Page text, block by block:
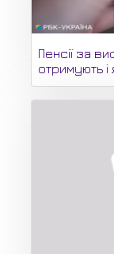
Пенсії за
отримують і